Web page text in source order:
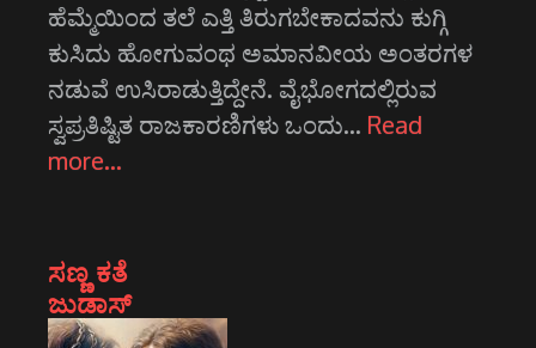
ಹೆಮ್ಮೆಯಿಂದ ತಲೆ ಎತ್ತಿ ತಿರುಗಬೇಕಾದವನು ಕುಗ್ಗಿ
ಕುಸಿದು ಹೋಗುವಂಥ ಅಮಾನವೀಯ ಅಂತರಗಳ
ನಡುವೆ ಉಸಿರಾಡುತ್ತಿದ್ದೇನೆ. ವೈಭೋಗದಲ್ಲಿರುವ
ಸ್ವಪ್ರತಿಷ್ಟಿತ ರಾಜಕಾರಣಿಗಳು ಒಂದು… Read
more…
ಸಣ್ಣ ಕತೆ
ಜುಡಾಸ್